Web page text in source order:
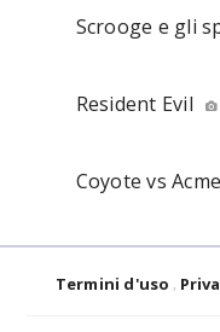
Scrooge e gli
Resident Evil
Coyote vs Acme
Termini d'uso